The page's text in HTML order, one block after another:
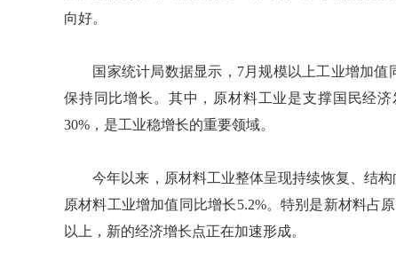
向好。
国家统计局数据显示，7月规模以上工业增加值
保持同比增长。其中，原材料工业是支撑国民经
30%，是工业稳增长的重要领域。
今年以来，原材料工业整体呈现持续恢复、结构
原材料工业增加值同比增长5.2%。特别是新材料占
以上，新的经济增长点正在加速形成。